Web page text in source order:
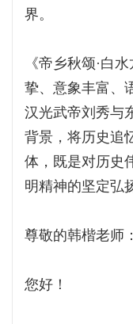
界。
《帝乡秋颂·白
挚、意象丰富、
汉光武帝刘秀与
背景，将历史追
体，既是对历史
明精神的坚定弘
尊敬的韩楷老师：
您好！